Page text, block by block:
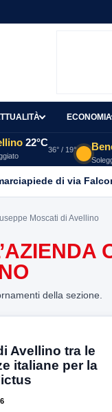
ECONOMIA
22°C
36° / 19°
di via
Moscati di Avellino
della sezione.
Avellino tra le
italiane per la